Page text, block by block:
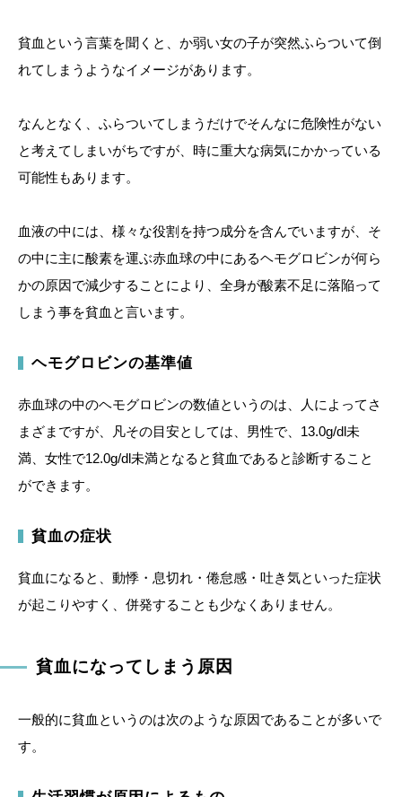
貧血という言葉を聞くと、か弱い女の子が突然ふらついて倒
れてしまうようなイメージがあります。
なんとなく、ふらついてしまうだけでそんなに危険性がない
と考えてしまいがちですが、時に重大な病気にかかっている
可能性もあります。
血液の中には、様々な役割を持つ成分を含んでいますが、そ
の中に主に酸素を運ぶ赤血球の中にあるヘモグロビンが何ら
かの原因で減少することにより、全身が酸素不足に落陥って
しまう事を貧血と言います。
ヘモグロビンの基準値
赤血球の中のヘモグロビンの数値というのは、人によってさ
まざまですが、凡その目安としては、男性で、13.0g/dl未
満、女性で12.0g/dl未満となると貧血であると診断すること
ができます。
貧血の症状
貧血になると、動悸・息切れ・倦怠感・吐き気といった症状
が起こりやすく、併発することも少なくありません。
貧血になってしまう原因
一般的に貧血というのは次のような原因であることが多いで
す。